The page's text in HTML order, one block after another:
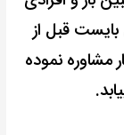
بايست قبل از
مشاوره نموده